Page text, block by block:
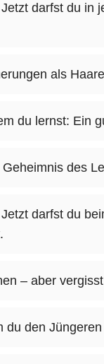
darfst du in
als
du lernst: Ein
des
darfst du
– aber
du den